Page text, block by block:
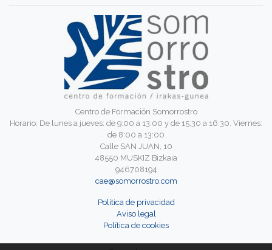
Centro de Formación Somorrostro
Horario: De lunes a jueves: de 9:00 a 13:00 y de 15:30 a 16:30. Viernes:
de 8:00 a 13:00
Calle SAN JUAN, 10
48550 MUSKIZ Bizkaia
946708194
cae@somorrostro.com
Política de privacidad
Aviso legal
Política de cookies